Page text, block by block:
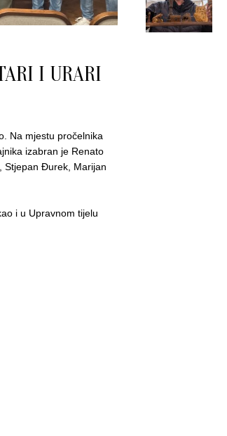
I URARI
Na mjestu pročelnika
izabran je Renato
Stjepan Đurek, Marijan
i u Upravnom tijelu